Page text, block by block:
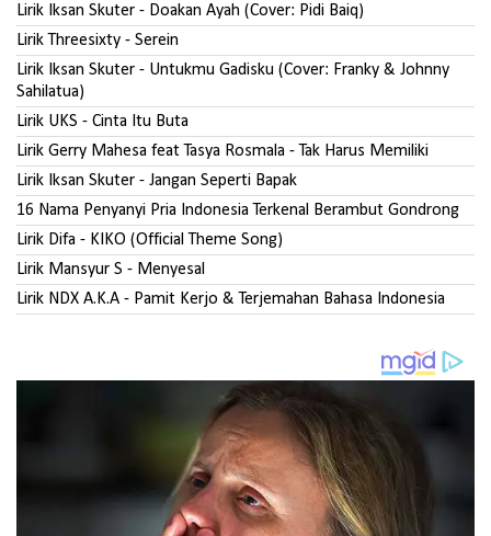
Lirik Iksan Skuter - Doakan Ayah (Cover: Pidi Baiq)
Lirik Threesixty - Serein
Lirik Iksan Skuter - Untukmu Gadisku (Cover: Franky & Johnny
Sahilatua)
Lirik UKS - Cinta Itu Buta
Lirik Gerry Mahesa feat Tasya Rosmala - Tak Harus Memiliki
Lirik Iksan Skuter - Jangan Seperti Bapak
16 Nama Penyanyi Pria Indonesia Terkenal Berambut Gondrong
Lirik Difa - KIKO (Official Theme Song)
Lirik Mansyur S - Menyesal
Lirik NDX A.K.A - Pamit Kerjo & Terjemahan Bahasa Indonesia